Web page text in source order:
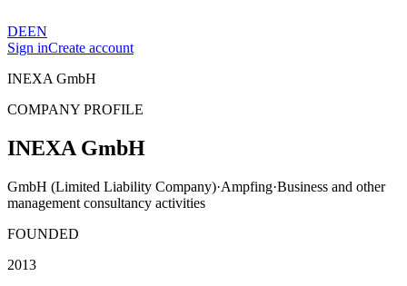
DEEN
Sign inCreate account
INEXA GmbH
COMPANY PROFILE
INEXA GmbH
GmbH (Limited Liability Company)·Ampfing·Business and other
management consultancy activities
FOUNDED
2013